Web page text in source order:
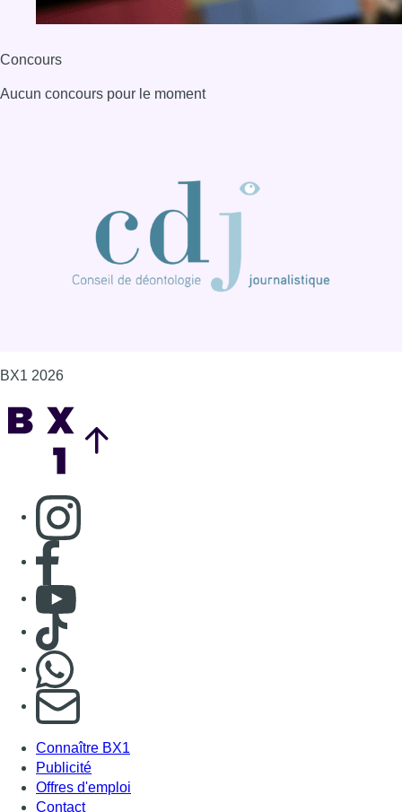
Concours
Aucun concours pour le moment
BX1 2026
Consulter page Instagram
Consulter page Facebook
Consulter Youtube
Consulter TikTok
S'abonner à notre newsletter
Connaître BX1
Publicité
Offres d'emploi
Contact